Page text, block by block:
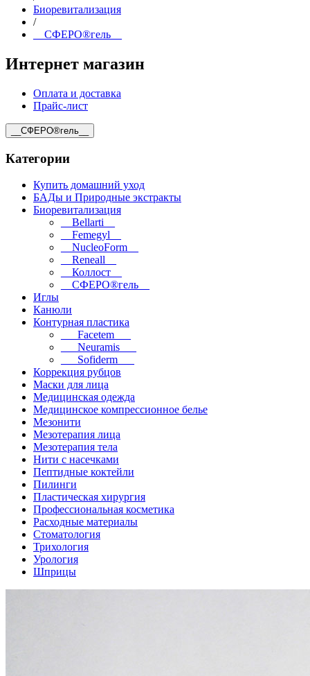
Биоревитализация
/
__СФЕРО®гель__
Интернет магазин
Оплата и доставка
Прайс-лист
__СФЕРО®гель__
Категории
Купить домашний уход
БАДы и Природные экстракты
Биоревитализация
__Bellarti__
__Femegyl__
__NucleoForm__
__Reneall__
__Коллост__
__СФЕРО®гель__
Иглы
Канюли
Контурная пластика
___Facetem___
___Neuramis___
___Sofiderm___
Коррекция рубцов
Маски для лица
Медицинская одежда
Медицинское компрессионное белье
Мезонити
Мезотерапия лица
Мезотерапия тела
Нити с насечками
Пептидные коктейли
Пилинги
Пластическая хирургия
Профессиональная косметика
Расходные материалы
Стоматология
Трихология
Урология
Шприцы